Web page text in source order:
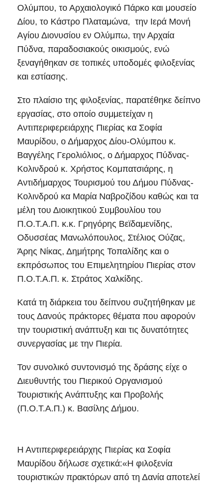
Ολύμπου, το Αρχαιολογικό Πάρκο και μουσείο
Δίου, το Κάστρο Πλαταμώνα, την Ιερά Μονή
Αγίου Διονυσίου εν Ολύμπω, την Αρχαία
Πύδνα, παραδοσιακούς οικισμούς, ενώ
ξεναγήθηκαν σε τοπικές υποδομές φιλοξενίας
και εστίασης.
Στο πλαίσιο της φιλοξενίας, παρατέθηκε δείπνο
εργασίας, στο οποίο συμμετείχαν η
Αντιπεριφερειάρχης Πιερίας κα Σοφία
Μαυρίδου, ο Δήμαρχος Δίου-Ολύμπου κ.
Βαγγέλης Γερολιόλιος, ο Δήμαρχος Πύδνας-
Κολινδρού κ. Χρήστος Κομπατσιάρης, η
Αντιδήμαρχος Τουρισμού του Δήμου Πύδνας-
Κολινδρού κα Μαρία Ναβροζίδου καθώς και τα
μέλη του Διοικητικού Συμβουλίου του
Π.Ο.Τ.Α.Π. κ.κ. Γρηγόρης Βεϊδαμενίδης,
Οδυσσέας Μανωλόπουλος, Στέλιος Ούζας,
Άρης Νίκας, Δημήτρης Τοπαλίδης και ο
εκπρόσωπος του Επιμελητηρίου Πιερίας στον
Π.Ο.Τ.Α.Π. κ. Στράτος Χαλκίδης.
Κατά τη διάρκεια του δείπνου συζητήθηκαν με
τους Δανούς πράκτορες θέματα που αφορούν
την τουριστική ανάπτυξη και τις δυνατότητες
συνεργασίας με την Πιερία.
Τον συνολικό συντονισμό της δράσης είχε ο
Διευθυντής του Πιερικού Οργανισμού
Τουριστικής Ανάπτυξης και Προβολής
(Π.Ο.Τ.Α.Π.) κ. Βασίλης Δήμου.
Η Αντιπεριφερειάρχης Πιερίας κα Σοφία
Μαυρίδου δήλωσε σχετικά:«Η φιλοξενία
τουριστικών πρακτόρων από τη Δανία αποτελεί